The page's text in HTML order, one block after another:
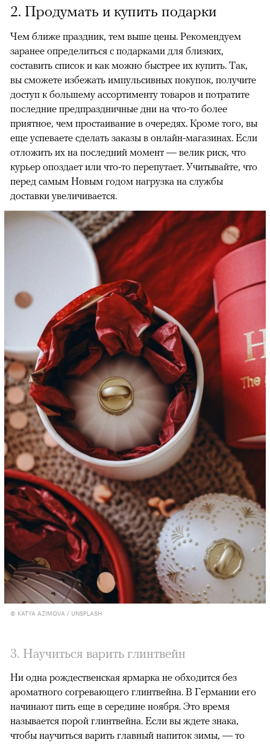
2. Продумать и купить подарки
Чем ближе праздник, тем выше цены. Рекомендуем
заранее определиться с подарками для близких,
составить список и как можно быстрее их купить. Так,
вы сможете избежать импульсивных покупок, получите
доступ к большему ассортименту товаров и потратите
последние предпраздничные дни на что-то более
приятное, чем простаивание в очередях. Кроме того, вы
еще успеваете сделать заказы в онлайн-магазинах. Если
отложить их на последний момент — велик риск, что
курьер опоздает или что-то перепутает. Учитывайте, что
перед самым Новым годом нагрузка на службы
доставки увеличивается.
© KATYA AZIMOVA / UNSPLASH
3. Научиться варить глинтвейн
Ни одна рождественская ярмарка не обходится без
ароматного согревающего глинтвейна. В Германии его
начинают пить еще в середине ноября. Это время
называется порой глинтвейна. Если вы ждете знака,
чтобы научиться варить главный напиток зимы, — то